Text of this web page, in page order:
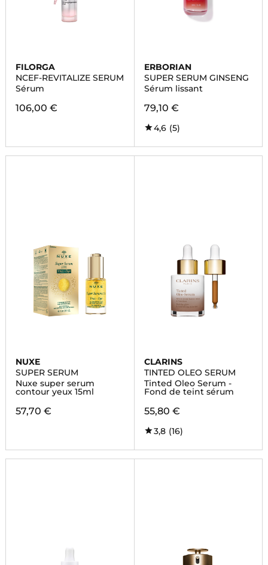
FILORGA
NCEF-REVITALIZE SERUM
Sérum
106,00 €
ERBORIAN
SUPER SERUM GINSENG
Sérum lissant
79,10 €
4,6 (5)
NUXE
SUPER SERUM
Nuxe super serum
contour yeux 15ml
57,70 €
CLARINS
TINTED OLEO SERUM
Tinted Oleo Serum -
Fond de teint sérum
55,80 €
3,8 (16)